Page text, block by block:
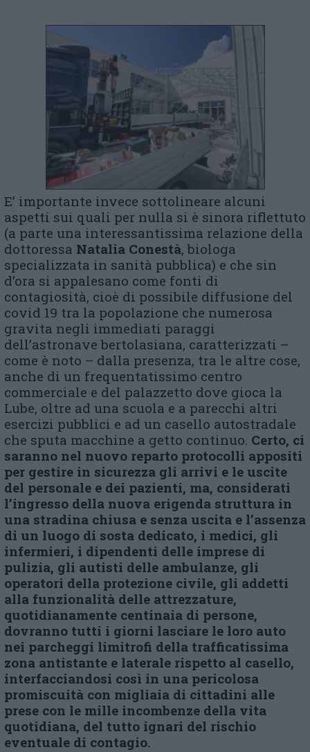
E’ importante invece sottolineare alcuni
aspetti sui quali per nulla si è sinora riflettuto
(a parte una interessantissima relazione della
dottoressa Natalia Conestà, biologa
specializzata in sanità pubblica) e che sin
d’ora si appalesano come fonti di
contagiosità, cioè di possibile diffusione del
covid 19 tra la popolazione che numerosa
gravita negli immediati paraggi
dell’astronave bertolasiana, caratterizzati –
come è noto – dalla presenza, tra le altre cose,
anche di un frequentatissimo centro
commerciale e del palazzetto dove gioca la
Lube, oltre ad una scuola e a parecchi altri
esercizi pubblici e ad un casello autostradale
che sputa macchine a getto continuo. Certo, ci
saranno nel nuovo reparto protocolli appositi
per gestire in sicurezza gli arrivi e le uscite
del personale e dei pazienti, ma, considerati
l’ingresso della nuova erigenda struttura in
una stradina chiusa e senza uscita e l’assenza
di un luogo di sosta dedicato, i medici, gli
infermieri, i dipendenti delle imprese di
pulizia, gli autisti delle ambulanze, gli
operatori della protezione civile, gli addetti
alla funzionalità delle attrezzature,
quotidianamente centinaia di persone,
dovranno tutti i giorni lasciare le loro auto
nei parcheggi limitrofi della trafficatissima
zona antistante e laterale rispetto al casello,
interfacciandosi così in una pericolosa
promiscuità con migliaia di cittadini alle
prese con le mille incombenze della vita
quotidiana, del tutto ignari del rischio
eventuale di contagio.